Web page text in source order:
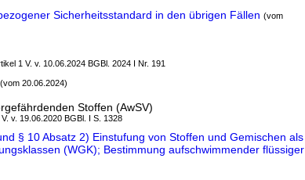
Sicherheitsstandard in den übrigen Fällen (vom
1 V. v. 10.06.2024 BGBl. 2024 I Nr. 191
(vom 20.06.2024)
Stoffen (AwSV)
v. 19.06.2020 BGBl. I S. 1328
§ 10 Absatz 2) Einstufung von Stoffen und Gemischen als
(WGK); Bestimmung aufschwimmender flüssiger